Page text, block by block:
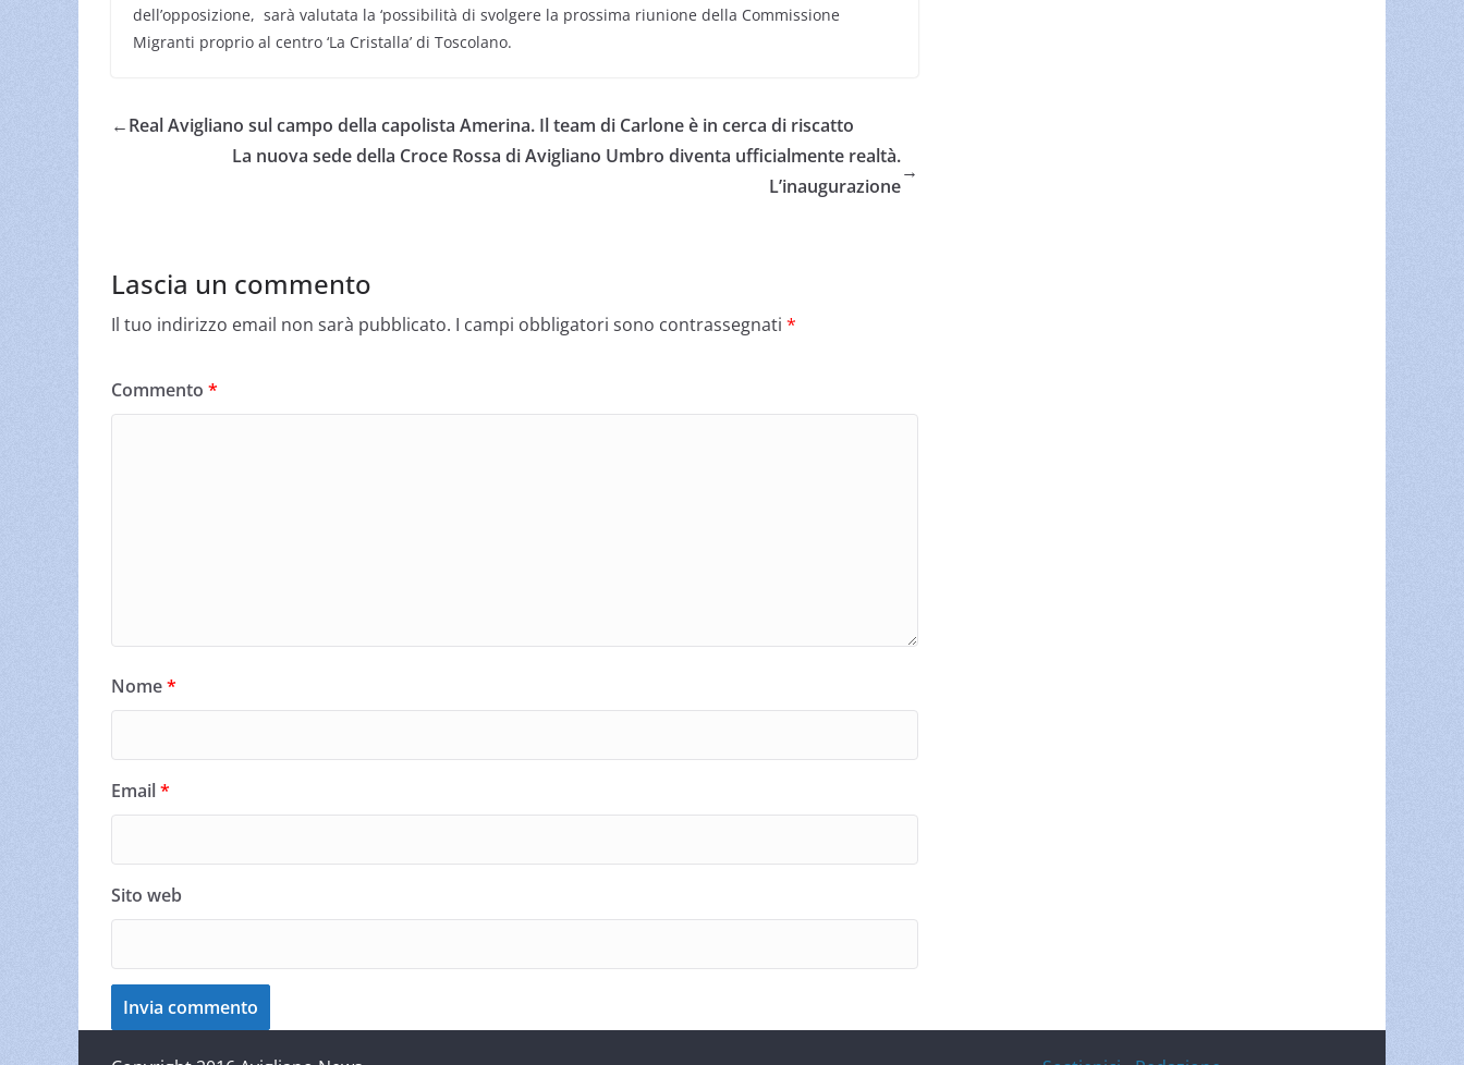
dell’opposizione, sarà valutata la ‘possibilità di svolgere la prossima riunione della Commissione
Migranti proprio al centro ‘La Cristalla’ di Toscolano.
←Real Avigliano sul campo della capolista Amerina. Il team di Carlone è in cerca di riscatto
La nuova sede della Croce Rossa di Avigliano Umbro diventa ufficialmente realtà.
L’inaugurazione
→
Lascia un commento
Il tuo indirizzo email non sarà pubblicato. I campi obbligatori sono contrassegnati *
Commento *
Nome*
Email*
Sito web